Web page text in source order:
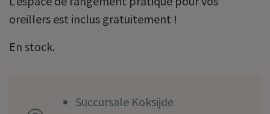
oreillers est inclus gratuitement !
En stock.
Succursale Koksijde